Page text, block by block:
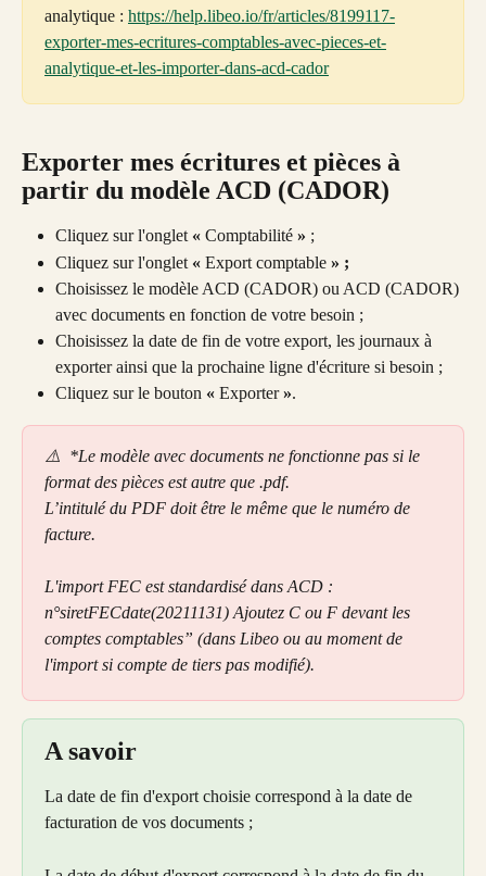
analytique : https://help.libeo.io/fr/articles/8199117-
exporter-mes-ecritures-comptables-avec-pieces-et-
analytique-et-les-importer-dans-acd-cador
Exporter mes écritures et pièces à
partir du modèle ACD (CADOR)
Cliquez sur l'onglet « Comptabilité » ;
Cliquez sur l'onglet « Export comptable » ;
Choisissez le modèle ACD (CADOR) ou ACD (CADOR)
avec documents en fonction de votre besoin ;
Choisissez la date de fin de votre export, les journaux à
exporter ainsi que la prochaine ligne d'écriture si besoin ;
Cliquez sur le bouton « Exporter ».
⚠️  *Le modèle avec documents ne fonctionne pas si le
format des pièces est autre que .pdf.
L’intitulé du PDF doit être le même que le numéro de
facture.
L'import FEC est standardisé dans ACD :
n°siretFECdate(20211131) Ajoutez C ou F devant les
comptes comptables” (dans Libeo ou au moment de
l'import si compte de tiers pas modifié).
A savoir
La date de fin d'export choisie correspond à la date de
facturation de vos documents ;